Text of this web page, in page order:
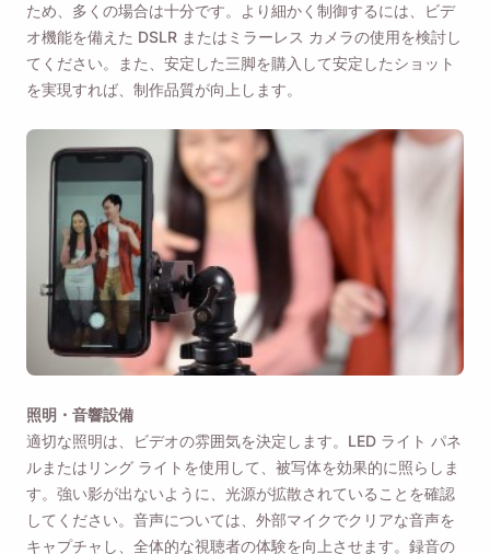
ため、多くの場合は十分です。より細かく制御するには、ビデ
オ機能を備えた DSLR またはミラーレス カメラの使用を検討し
てください。また、安定した三脚を購入して安定したショット
を実現すれば、制作品質が向上します。
照明・音響設備
適切な照明は、ビデオの雰囲気を決定します。LED ライト パネ
ルまたはリング ライトを使用して、被写体を効果的に照らしま
す。強い影が出ないように、光源が拡散されていることを確認
してください。音声については、外部マイクでクリアな音声を
キャプチャし、全体的な視聴者の体験を向上させます。録音の